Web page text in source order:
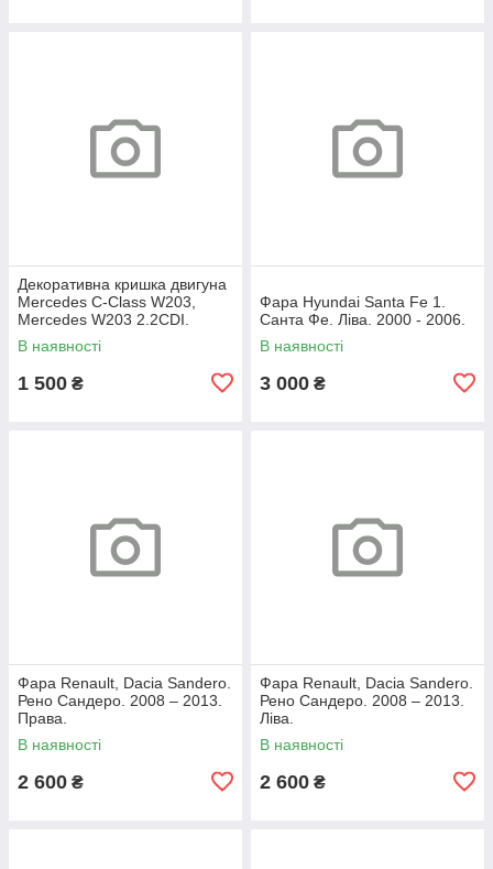
Декоративна кришка двигуна
Mercedes C-Class W203,
Mercedes W203 2.2CDI.
A6460100467.
В наявності
1 500 ₴
Фара Hyundai Santa Fe 1.
Санта Фе. Ліва. 2000 - 2006.
В наявності
3 000 ₴
Фара Renault, Dacia Sandero.
Рено Сандеро. 2008 – 2013.
Права.
В наявності
2 600 ₴
Фара Renault, Dacia Sandero.
Рено Сандеро. 2008 – 2013.
Ліва.
В наявності
2 600 ₴